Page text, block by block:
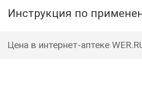
Инструкция по
Цена в интернет-аптеке